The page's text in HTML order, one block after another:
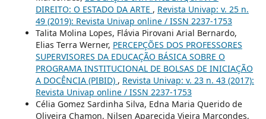
DIREITO: O ESTADO DA ARTE , Revista Univap: v. 25 n.
49 (2019): Revista Univap online / ISSN 2237-1753
Talita Molina Lopes, Flávia Pirovani Arial Bernardo,
Elias Terra Werner, PERCEPÇÕES DOS PROFESSORES
SUPERVISORES DA EDUCAÇÃO BÁSICA SOBRE O
PROGRAMA INSTITUCIONAL DE BOLSAS DE INICIAÇÃO
A DOCÊNCIA (PIBID) , Revista Univap: v. 23 n. 43 (2017):
Revista Univap online / ISSN 2237-1753
Célia Gomez Sardinha Silva, Edna Maria Querido de
Oliveira Chamon, Nilsen Aparecida Vieira Marcondes,